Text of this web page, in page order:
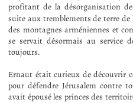
profitant de la désorganisation
suite aux tremblements de terre de
des montagnes arméniennes et
se servait désormais au service
toujours.
Ernaut était curieux de découvrir
pour défendre Jérusalem contre
avait épousé les princes des